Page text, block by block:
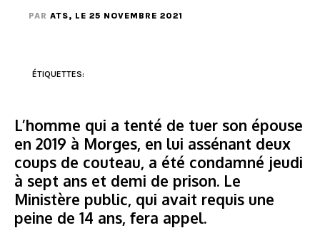
PAR ATS, LE 25 NOVEMBRE 2021
ÉTIQUETTES:
L’homme qui a tenté de tuer son épouse
en 2019 à Morges, en lui assénant deux
coups de couteau, a été condamné jeudi
à sept ans et demi de prison. Le
Ministère public, qui avait requis une
peine de 14 ans, fera appel.